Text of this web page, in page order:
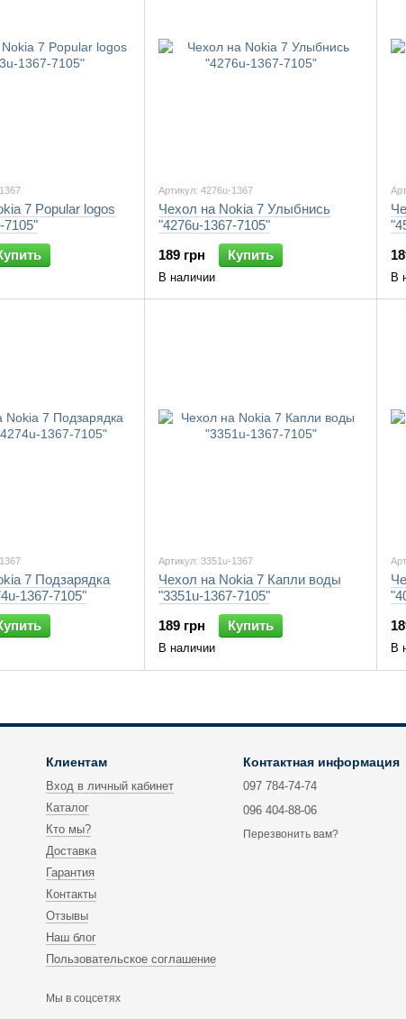
7 Popular logos
7105"
Артикул: 4276u-1367
Чехол на Nokia 7 Улыбнись
"4276u-1367-7105"
189 грн
Купить
В наличии В
7 Подзарядка
1367-7105"
Артикул: 3351u-1367
Чехол на Nokia 7 Капли воды
"3351u-1367-7105"
189 грн
Купить
В наличии В
Клиентам
Вход в личный кабинет
Каталог
Кто мы?
Доставка
Гарантия
Контакты
Отзывы
Наш блог
Пользовательское соглашение
Мы в соцсетях
Контактная информация
097 784-74-74
096 404-88-06
Перезвонить вам?